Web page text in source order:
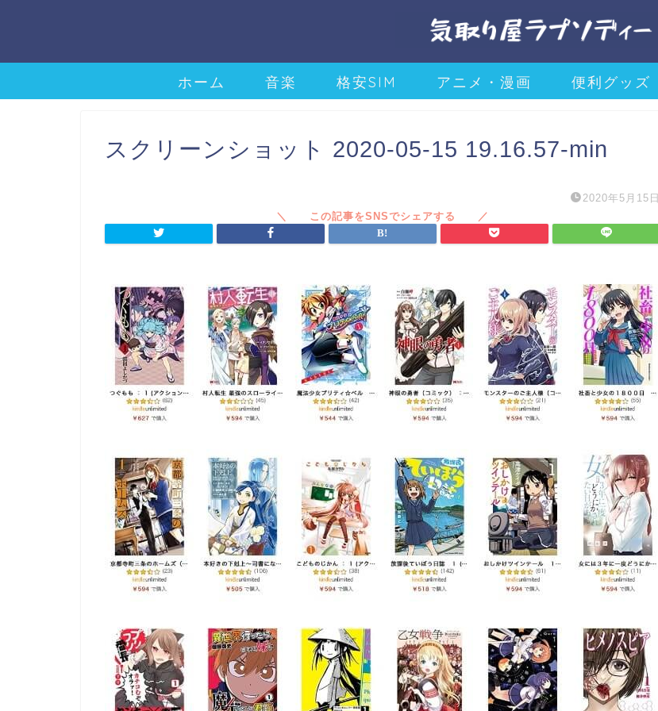
ホーム 音楽 格安SIM アニメ・漫画 便利グッズ
スクリーンショット 2020-05-15 19.16.57-min
2020年5月15日